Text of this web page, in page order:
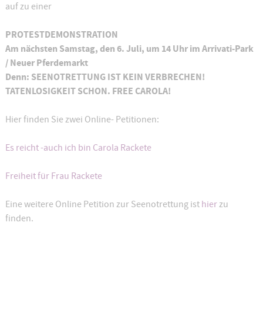
auf zu einer
PROTESTDEMONSTRATION
Am nächsten Samstag, den 6. Juli, um 14 Uhr im Arrivati-Park
/ Neuer Pferdemarkt
Denn: SEENOTRETTUNG IST KEIN VERBRECHEN!
TATENLOSIGKEIT SCHON. FREE CAROLA!
Hier finden Sie zwei Online- Petitionen:
Es reicht -auch ich bin Carola Rackete
Freiheit für Frau Rackete
Eine weitere Online Petition zur Seenotrettung ist hierzu
finden.